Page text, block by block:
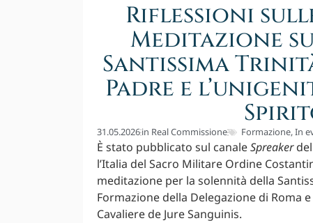
Riflessioni
Meditazione
Santissima
Padre e
31.05.2026in Real Commissione Formazione,In
È stato pubblicato sul canaleSpreaker
l’Italia del Sacro Militare Ordine
meditazione per la solennità della
Formazione della Delegazione di Roma
Cavaliere de Jure Sanguinis.